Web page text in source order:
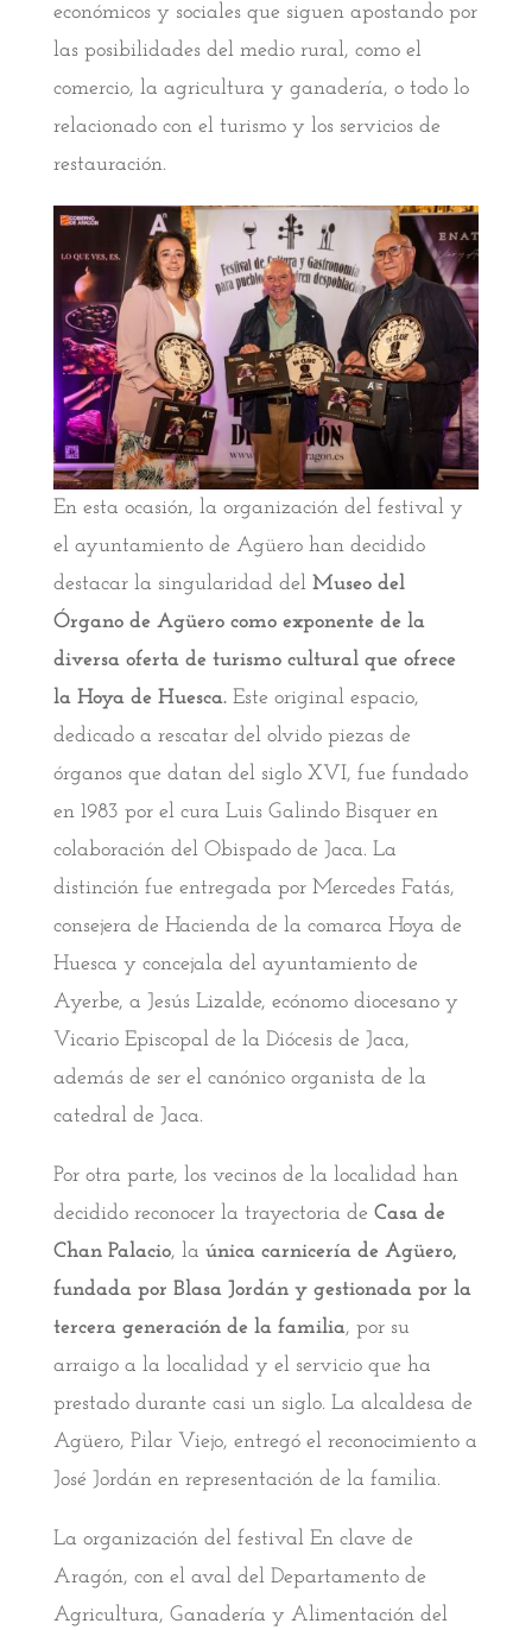
económicos y sociales que siguen apostando por
las posibilidades del medio rural, como el
comercio, la agricultura y ganadería, o todo lo
relacionado con el turismo y los servicios de
restauración.
En esta ocasión, la organización del festival y
el ayuntamiento de Agüero han decidido
destacar la singularidad delMuseo del
Órgano de Agüero como exponente de la
diversa oferta de turismo cultural que ofrece
la Hoya de Huesca. Este original espacio,
dedicado a rescatar del olvido piezas de
órganos que datan del siglo XVI, fue fundado
en 1983 por el cura Luis Galindo Bisquer en
colaboración del Obispado de Jaca. La
distinción fue entregada por Mercedes Fatás,
consejera de Hacienda de la comarca Hoya de
Huesca y concejala del ayuntamiento de
Ayerbe, a Jesús Lizalde, ecónomo diocesano y
Vicario Episcopal de la Diócesis de Jaca,
además de ser el canónico organista de la
catedral de Jaca.
Por otra parte, los vecinos de la localidad han
decidido reconocer la trayectoria de Casa de
Chan Palacio, la única carnicería de Agüero,
fundada por Blasa Jordán y gestionada por la
tercera generación de la familia, por su
arraigo a la localidad y el servicio que ha
prestado durante casi un siglo. La alcaldesa de
Agüero, Pilar Viejo, entregó el reconocimiento a
José Jordán en representación de la familia.
La organización del festival En clave de
Aragón, con el aval del Departamento de
Agricultura, Ganadería y Alimentación del